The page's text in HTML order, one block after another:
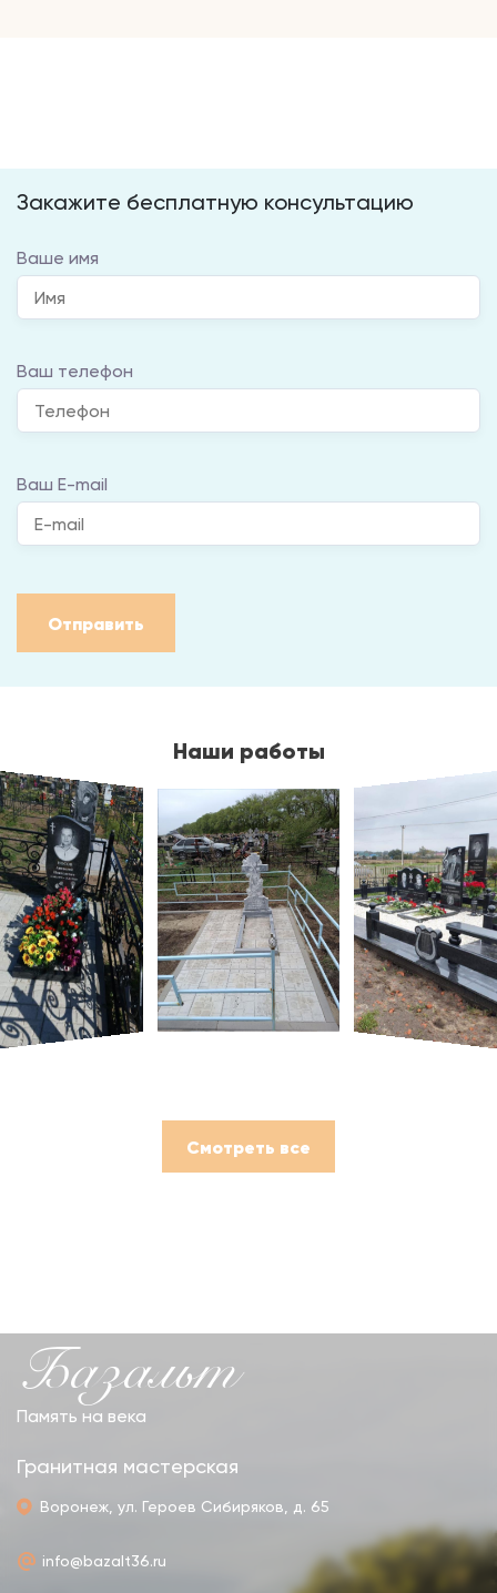
Закажите бесплатную консультацию
Ваше имя
Ваш телефон
Ваш E-mail
Отправить
Наши работы
Смотреть все
Базальт
Память на века
Гранитная мастерская
Воронеж, ул. Героев Сибиряков, д. 65
info@bazalt36.ru